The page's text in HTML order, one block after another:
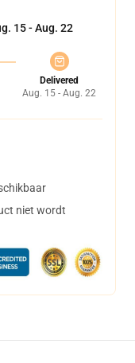
15 - Aug. 22
Delivered
Aug. 15 - Aug. 22
niet wordt